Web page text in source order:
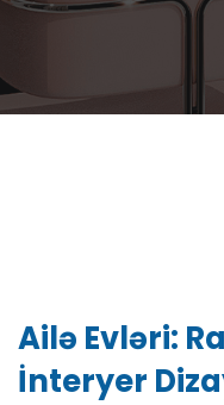
Ailə Evləri:
İnteryer